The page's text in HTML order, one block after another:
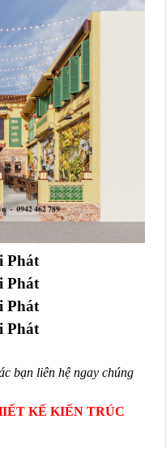
bạn liên hệ ngay chúng
KẾ KIẾN TRÚC